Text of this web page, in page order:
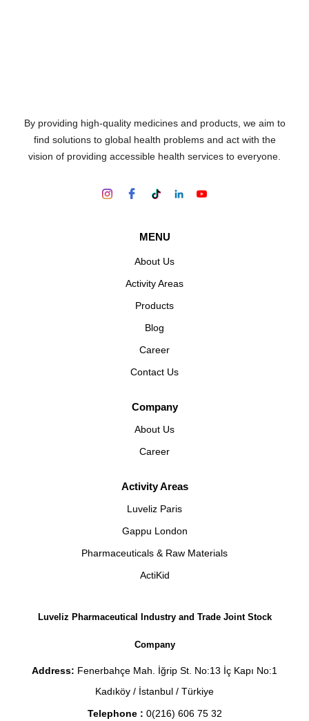
By providing high-quality medicines and products, we aim to
find solutions to global health problems and act with the
vision of providing accessible health services to everyone.
MENU
About Us
Activity Areas
Products
Blog
Career
Contact Us
Company
About Us
Career
Activity Areas
Luveliz Paris
Gappu London
Pharmaceuticals & Raw Materials
ActiKid
Luveliz Pharmaceutical Industry and Trade Joint Stock
Company
Address: Fenerbahçe Mah. İğrip St. No:13 İç Kapı No:1
Kadıköy / İstanbul / Türkiye
Telephone : 0(216) 606 75 32